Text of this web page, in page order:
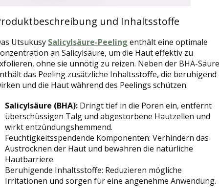
und Inhaltsstoffe
Utsukusy Salicylsäure-Peeling enthält eine optimale
an Salicylsäure, um die Haut effektiv zu
ohne sie unnötig zu reizen. Neben der BHA-Säure
das Peeling zusätzliche Inhaltsstoffe, die beruhigend
und die Haut während des Peelings schützen.
Salicylsäure (BHA): Dringt tief in die Poren ein, entfernt
überschüssigen Talg und abgestorbene Hautzellen und
wirkt entzündungshemmend.
Feuchtigkeitsspendende Komponenten: Verhindern das
Austrocknen der Haut und bewahren die natürliche
Hautbarriere.
Beruhigende Inhaltsstoffe: Reduzieren mögliche
Irritationen und sorgen für eine angenehme Anwendung.